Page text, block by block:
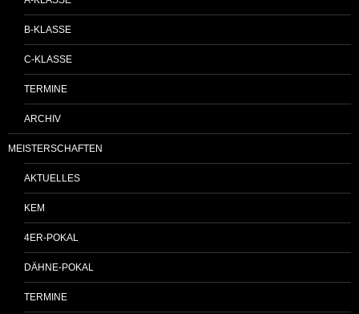
B-KLASSE
C-KLASSE
TERMINE
ARCHIV
MEISTERSCHAFTEN
AKTUELLES
KEM
4ER-POKAL
DÄHNE-POKAL
TERMINE